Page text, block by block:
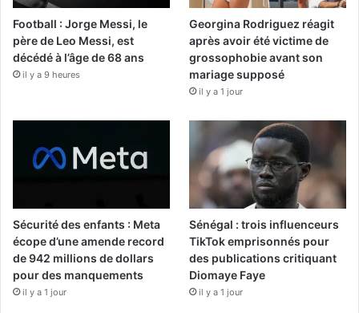
Football : Jorge Messi, le
père de Leo Messi, est
décédé à l’âge de 68 ans
il y a 9 heures
Georgina Rodriguez réagit
après avoir été victime de
grossophobie avant son
mariage supposé
il y a 1 jour
Sécurité des enfants : Meta
écope d’une amende record
de 942 millions de dollars
pour des manquements
il y a 1 jour
Sénégal : trois influenceurs
TikTok emprisonnés pour
des publications critiquant
Diomaye Faye
il y a 1 jour